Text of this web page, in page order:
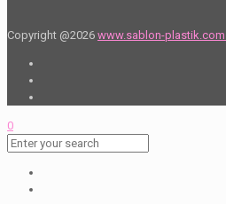
Copyright @2026 www.sablon-plastik.com
0